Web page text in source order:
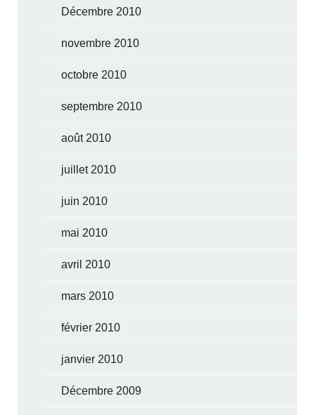
Décembre 2010
novembre 2010
octobre 2010
septembre 2010
août 2010
juillet 2010
juin 2010
mai 2010
avril 2010
mars 2010
février 2010
janvier 2010
Décembre 2009